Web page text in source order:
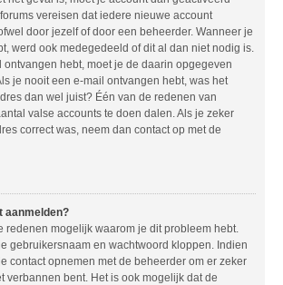
vereisen dat iedere nieuwe account
door jezelf of door een beheerder. Wanneer je
werd ook medegedeeld of dit al dan niet nodig is.
ontvangen hebt, moet je de daarin opgegeven
je nooit een e-mail ontvangen hebt, was het
dan wel juist? Één van de redenen van
valse accounts te doen dalen. Als je zeker
correct was, neem dan contact op met de
aanmelden?
redenen mogelijk waarom je dit probleem hebt.
gebruikersnaam en wachtwoord kloppen. Indien
contact opnemen met de beheerder om er zeker
verbannen bent. Het is ook mogelijk dat de